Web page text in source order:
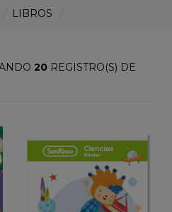
LIBROS
20 REGISTRO(S) DE
VER DETALLES